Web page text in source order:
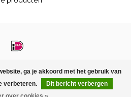
ga je akkoord met het gebruik van
verbeteren.
Dit bericht verbergen
- Powered byLightspeed- Theme by